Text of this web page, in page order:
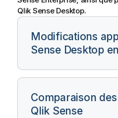
Qlik Sense Desktop.
Modifications
Sense Desktop
Comparaison
Qlik Sense